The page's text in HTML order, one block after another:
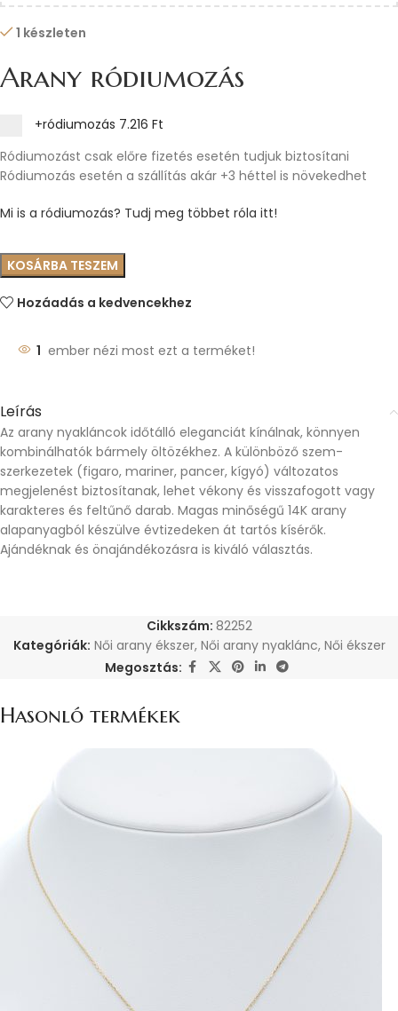
1 készleten
Arany ródiumozás
+ródiumozás 7.216 Ft
Ródiumozást csak előre fizetés esetén tudjuk biztosítani
Ródiumozás esetén a szállítás akár +3 héttel is növekedhet
Mi is a ródiumozás? Tudj meg többet róla itt!
KOSÁRBA TESZEM
Hozáadás a kedvencekhez
1 ember nézi most ezt a terméket!
Leírás
Az arany nyakláncok időtálló eleganciát kínálnak, könnyen
kombinálhatók bármely öltözékhez. A különböző szem-
szerkezetek (figaro, mariner, pancer, kígyó) változatos
megjelenést biztosítanak, lehet vékony és visszafogott vagy
karakteres és feltűnő darab. Magas minőségű 14K arany
alapanyagból készülve évtizedeken át tartós kísérők.
Ajándéknak és önajándékozásra is kiváló választás.
Cikkszám: 82252
Kategóriák: Női arany ékszer, Női arany nyaklánc, Női ékszer
Megosztás:
Hasonló termékek